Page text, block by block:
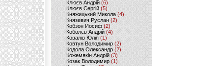
Клюєв Андрій(6)
Клюєв Сергій (5)
Княжицький Микола(4)
Князевич Руслан (2)
Кобзон Иосиф(2)
Коболєв Андрій (4)
Ковалів Юлія(1)
Ковтун Володимир (2)
Кодола Олександр (2)
Кожемякін Андрій (3)
Козак Володимир (1)